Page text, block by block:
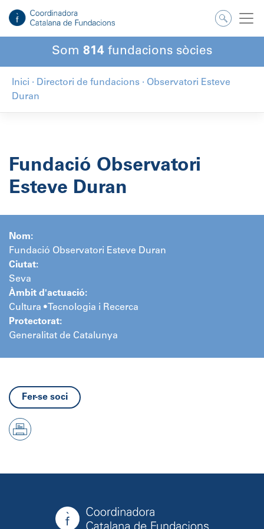
contingut
Som 814 fundacions sòcies
Inici · Directori de fundacions · Observatori Esteve
Duran
Fundació Observatori
Esteve Duran
Nom:
Fundació Observatori Esteve Duran
Ciutat:
Seva
Àmbit d'actuació:
Cultura • Tecnologia i Recerca
Protectorat:
Generalitat de Catalunya
Fer-se soci